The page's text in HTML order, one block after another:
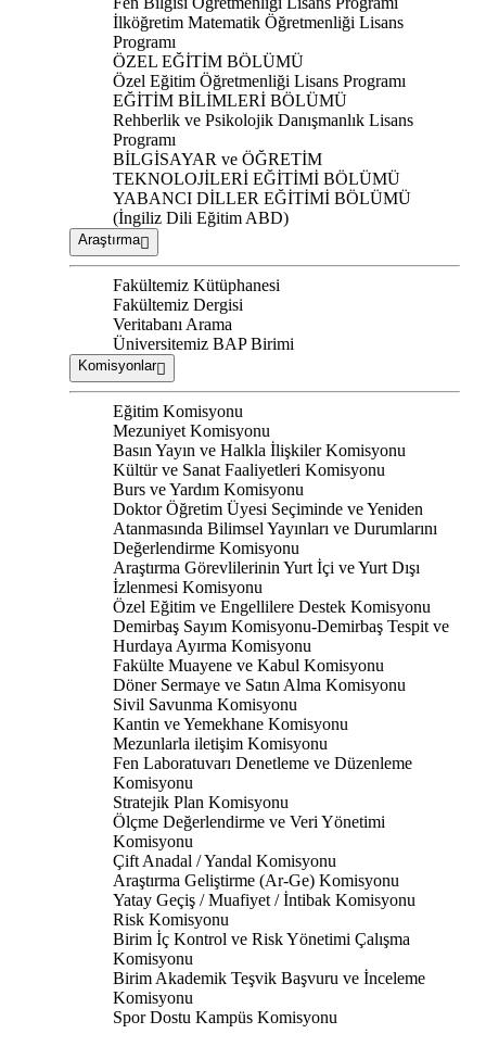
İlköğretim Matematik Öğretmenliği Lisans
Programı
ÖZEL EĞİTİM BÖLÜMÜ
Özel Eğitim Öğretmenliği Lisans Programı
EĞİTİM BİLİMLERİ BÖLÜMÜ
Rehberlik ve Psikolojik Danışmanlık Lisans
Programı
BİLGİSAYAR ve ÖĞRETİM
TEKNOLOJİLERİ EĞİTİMİ BÖLÜMÜ
YABANCI DİLLER EĞİTİMİ BÖLÜMÜ
(İngiliz Dili Eğitim ABD)
Araştırma
Fakültemiz Kütüphanesi
Fakültemiz Dergisi
Veritabanı Arama
Üniversitemiz BAP Birimi
Komisyonlar
Eğitim Komisyonu
Mezuniyet Komisyonu
Basın Yayın ve Halkla İlişkiler Komisyonu
Kültür ve Sanat Faaliyetleri Komisyonu
Burs ve Yardım Komisyonu
Doktor Öğretim Üyesi Seçiminde ve Yeniden
Atanmasında Bilimsel Yayınları ve Durumlarını
Değerlendirme Komisyonu
Araştırma Görevlilerinin Yurt İçi ve Yurt Dışı
İzlenmesi Komisyonu
Özel Eğitim ve Engellilere Destek Komisyonu
Demirbaş Sayım Komisyonu-Demirbaş Tespit ve
Hurdaya Ayırma Komisyonu
Fakülte Muayene ve Kabul Komisyonu
Döner Sermaye ve Satın Alma Komisyonu
Sivil Savunma Komisyonu
Kantin ve Yemekhane Komisyonu
Mezunlarla iletişim Komisyonu
Fen Laboratuvarı Denetleme ve Düzenleme
Komisyonu
Stratejik Plan Komisyonu
Ölçme Değerlendirme ve Veri Yönetimi
Komisyonu
Çift Anadal / Yandal Komisyonu
Araştırma Geliştirme (Ar-Ge) Komisyonu
Yatay Geçiş / Muafiyet / İntibak Komisyonu
Risk Komisyonu
Birim İç Kontrol ve Risk Yönetimi Çalışma
Komisyonu
Birim Akademik Teşvik Başvuru ve İnceleme
Komisyonu
Spor Dostu Kampüs Komisyonu